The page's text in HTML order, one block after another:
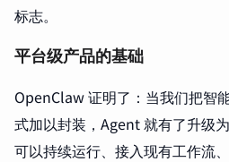
标志。
平台级产品的基础
OpenClaw 证明了：当我们把
式加以封装，Agent 就有了升级
可以持续运行、接入现有工作流